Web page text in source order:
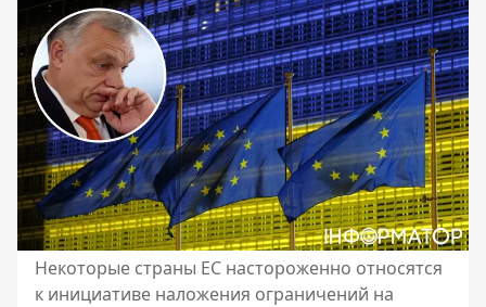
Некоторые страны ЕС настороженно относятся
к инициативе наложения ограничений на